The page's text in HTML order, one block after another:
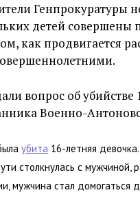
Генпрокуратуры
детей совершены
как продвигается
вопрос об
Военно-
убита 16-летняя
столкнулась с
мужчина стал домогаться